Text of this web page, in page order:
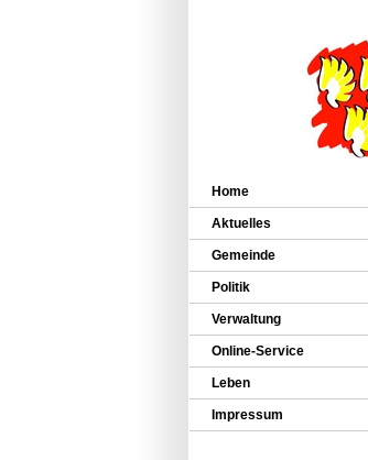
Home
Aktuelles
Gemeinde
Politik
Verwaltung
Online-Service
Leben
Impressum